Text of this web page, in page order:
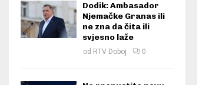
Dodik: Ambasador
Njemačke Granas ili
ne zna da čita ili
svjesno laže
od RTV Doboj 0